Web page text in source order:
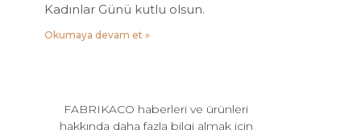
Kadınlar Günü kutlu olsun.
Okumaya devam et »
FABRIKACO haberleri ve ürünleri
hakkında daha fazla bilgi almak için